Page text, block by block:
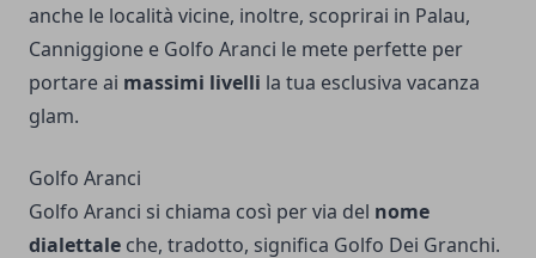
anche le località vicine, inoltre, scoprirai in Palau,
Canniggione e Golfo Aranci le mete perfette per
portare ai massimi livelli la tua esclusiva vacanza
glam.
Golfo Aranci
Golfo Aranci si chiama così per via del nome
dialettale che, tradotto, significa Golfo Dei Granchi.